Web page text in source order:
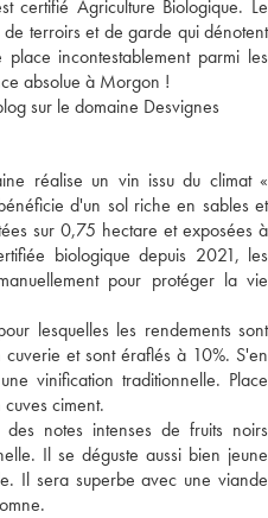
certifié Agriculture Biologique. Le
terroirs et de garde qui dénotent
incontestablement parmi les
absolue à Morgon !
sur le domaine Desvignes
réalise un vin issu du climat «
d'un sol riche en sables et
sur 0,75 hectare et exposées à
biologique depuis 2021, les
pour protéger la vie
lesquelles les rendements sont
et sont éraflés à 10%. S'en
vinification traditionnelle. Place
ciment.
notes intenses de fruits noirs
Il se déguste aussi bien jeune
Il sera superbe avec une viande